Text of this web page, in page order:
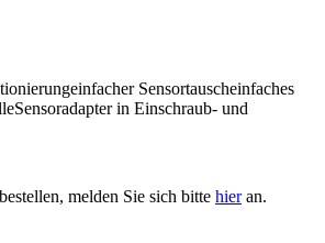
Sensortauscheinfaches
in Einschraub- und
melden Sie sich bitte hieran.